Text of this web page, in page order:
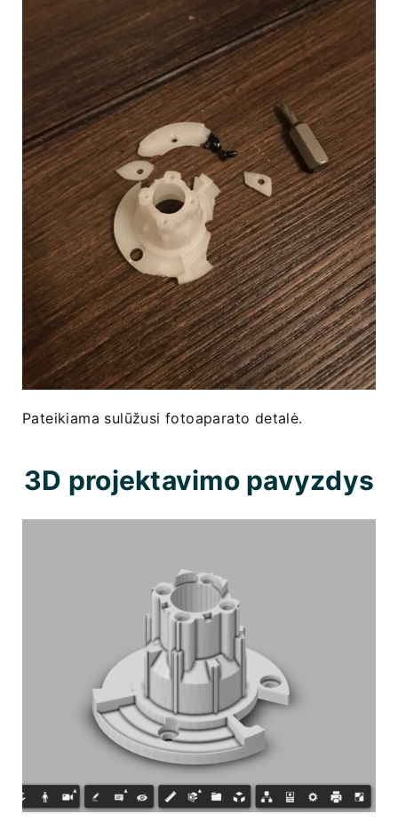
Pateikiama sulūžusi fotoaparato detalė.
3D projektavimo pavyzdys